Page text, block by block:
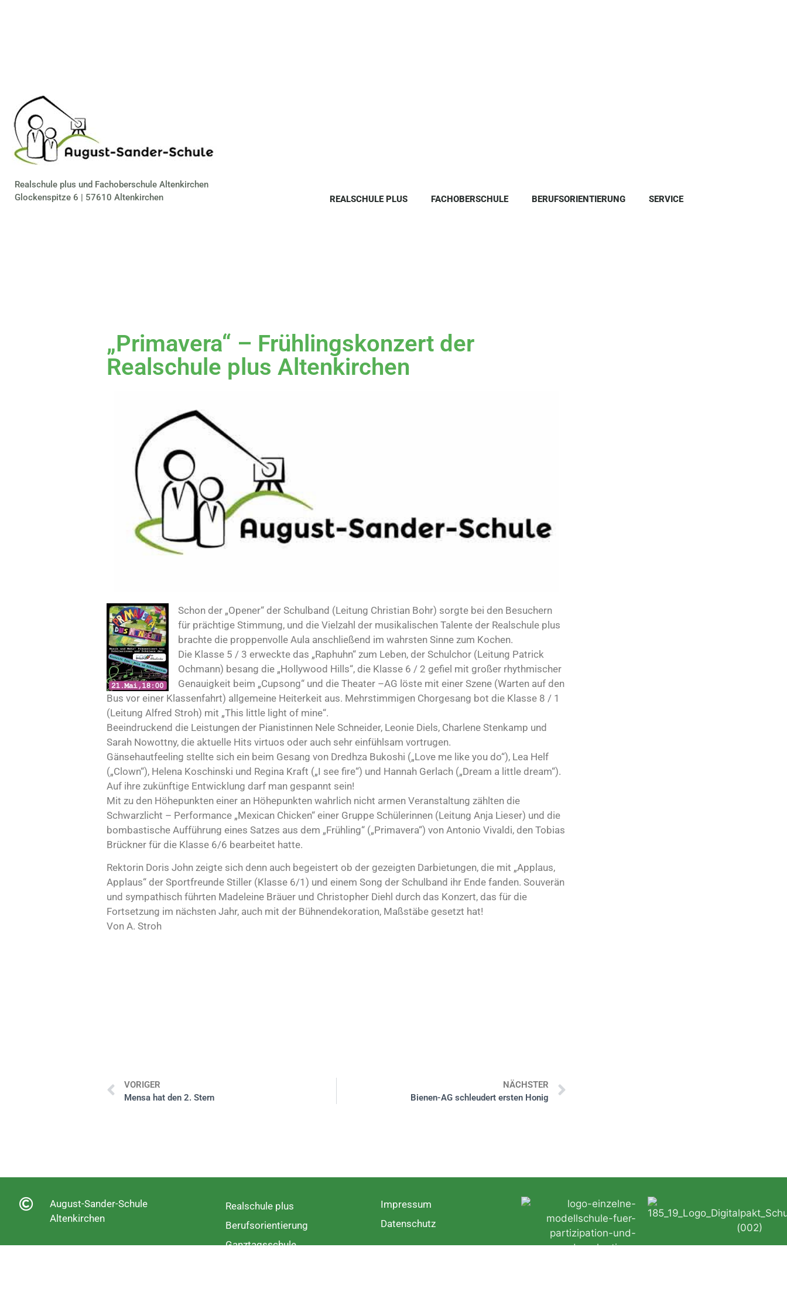
Realschule plus und Fachoberschule Altenkirchen
Glockenspitze 6 | 57610 Altenkirchen
REALSCHULE PLUS FACHOBERSCHULE BERUFSORIENTIERUNG SERVICE
„Primavera“ – Frühlingskonzert der
Realschule plus Altenkirchen
Schon der „Opener“ der Schulband (Leitung Christian Bohr) sorgte bei den Besuchern
für prächtige Stimmung, und die Vielzahl der musikalischen Talente der Realschule plus
brachte die proppenvolle Aula anschließend im wahrsten Sinne zum Kochen.
Die Klasse 5 / 3 erweckte das „Raphuhn“ zum Leben, der Schulchor (Leitung Patrick
Ochmann) besang die „Hollywood Hills“, die Klasse 6 / 2 gefiel mit großer rhythmischer
Genauigkeit beim „Cupsong“ und die Theater –AG löste mit einer Szene (Warten auf den
Bus vor einer Klassenfahrt) allgemeine Heiterkeit aus. Mehrstimmigen Chorgesang bot die Klasse 8 / 1
(Leitung Alfred Stroh) mit „This little light of mine“.
Beeindruckend die Leistungen der Pianistinnen Nele Schneider, Leonie Diels, Charlene Stenkamp und
Sarah Nowottny, die aktuelle Hits virtuos oder auch sehr einfühlsam vortrugen.
Gänsehautfeeling stellte sich ein beim Gesang von Dredhza Bukoshi („Love me like you do“), Lea Helf
(„Clown“), Helena Koschinski und Regina Kraft („I see fire“) und Hannah Gerlach („Dream a little dream“).
Auf ihre zukünftige Entwicklung darf man gespannt sein!
Mit zu den Höhepunkten einer an Höhepunkten wahrlich nicht armen Veranstaltung zählten die
Schwarzlicht – Performance „Mexican Chicken“ einer Gruppe Schülerinnen (Leitung Anja Lieser) und die
bombastische Aufführung eines Satzes aus dem „Frühling“ („Primavera“) von Antonio Vivaldi, den Tobias
Brückner für die Klasse 6/6 bearbeitet hatte.
Rektorin Doris John zeigte sich denn auch begeistert ob der gezeigten Darbietungen, die mit „Applaus,
Applaus“ der Sportfreunde Stiller (Klasse 6/1) und einem Song der Schulband ihr Ende fanden. Souverän
und sympathisch führten Madeleine Bräuer und Christopher Diehl durch das Konzert, das für die
Fortsetzung im nächsten Jahr, auch mit der Bühnendekoration, Maßstäbe gesetzt hat!
Von A. Stroh
VORIGER
Mensa hat den 2. Stern
NÄCHSTER
Bienen-AG schleudert ersten Honig
August-Sander-Schule
Altenkirchen
Realschule plus
Berufsorientierung
Ganztagsschule
Impressum
Datenschutz